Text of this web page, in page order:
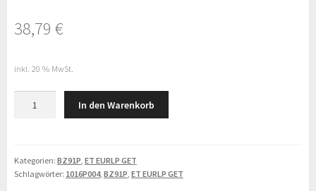
38,79 €
inkl. 20 % MwSt.
In den Warenkorb
Kategorien: BZ91P, ET EURLP GET
Schlagwörter: 1016P004, BZ91P, ET EURLP GET